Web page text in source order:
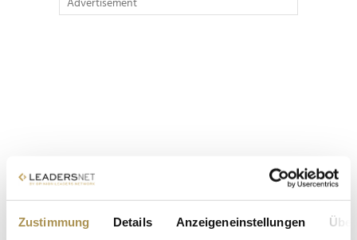
Zustimmung Details Anzeigeneinstellungen
Advertisement